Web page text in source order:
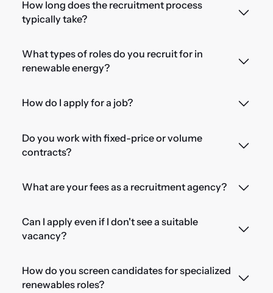
How long does the recruitment process
typically take?
What types of roles do you recruit for in
renewable energy?
How do I apply for a job?
Do you work with fixed-price or volume
contracts?
What are your fees as a recruitment agency?
Can I apply even if I don't see a suitable
vacancy?
How do you screen candidates for specialized
renewables roles?